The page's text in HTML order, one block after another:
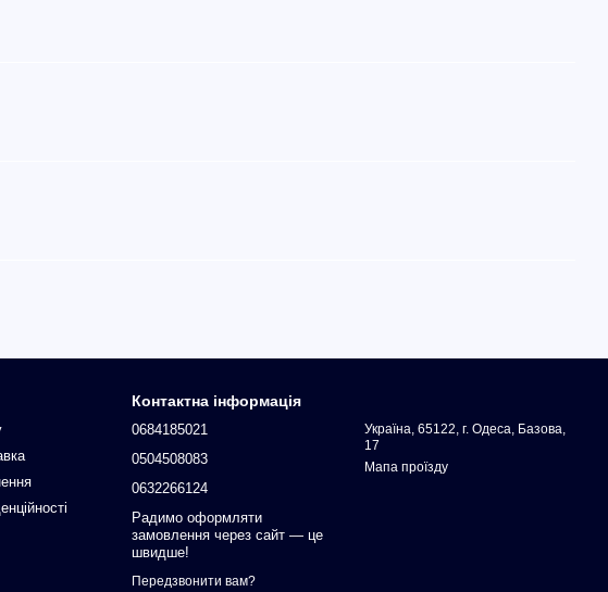
Контактна інформація
0684185021
0504508083
0632266124
Радимо оформляти
замовлення через сайт — це
швидше!
Передзвонити вам?
Україна, 65122, г. Одеса, Базова,
17
Мапа проїзду